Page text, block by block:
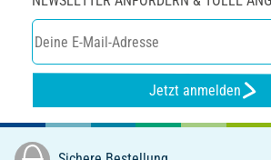
Jetzt anmelden